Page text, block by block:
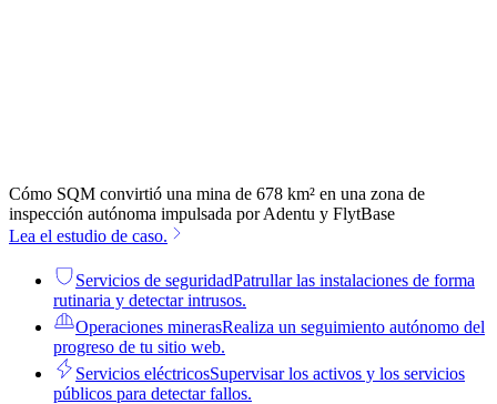
Cómo SQM convirtió una mina de 678 km² en una zona de
inspección autónoma impulsada por Adentu y FlytBase
Lea el estudio de caso.
Servicios de seguridadPatrullar las instalaciones de forma
rutinaria y detectar intrusos.
Operaciones minerasRealiza un seguimiento autónomo del
progreso de tu sitio web.
Servicios eléctricosSupervisar los activos y los servicios
públicos para detectar fallos.